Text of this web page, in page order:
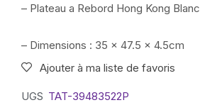
– Plateau a Rebord Hong Kong Blanc
– Dimensions : 35 x 47.5 x 4.5cm
Ajouter à ma liste de favoris
UGS TAT-39483522P